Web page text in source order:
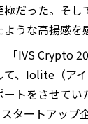
だった。そし
うな高揚感を
「IVS Crypto
て、Iolite（ア
ートをさせてい
タートアップ